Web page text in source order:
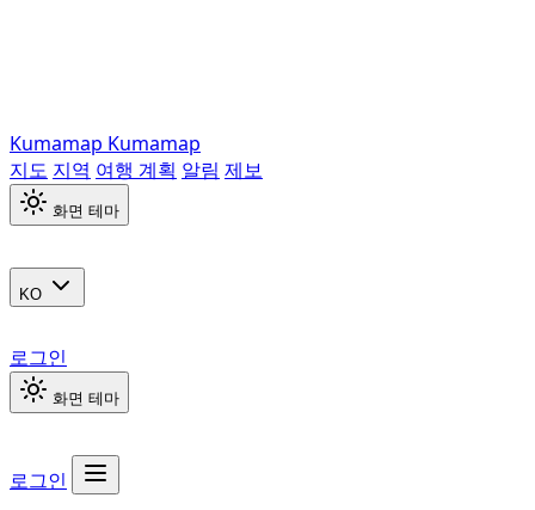
Kumamap Kumamap
지도 지역 여행 계획 알림 제보
화면 테마
KO
로그인
화면 테마
로그인